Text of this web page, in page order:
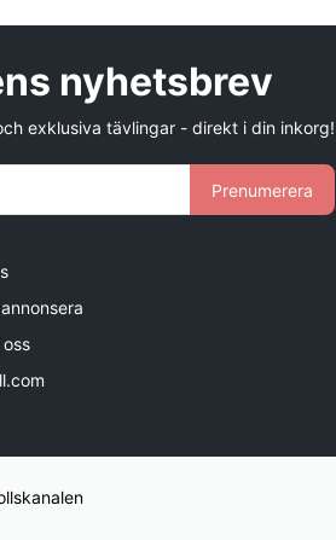
nyhetsbrev
exklusiva tävlingar - direkt i din inkorg!
Prenumerera